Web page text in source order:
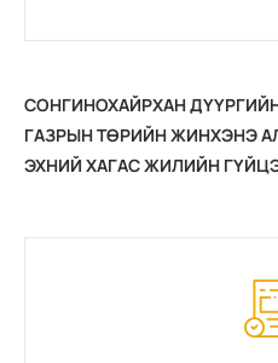
СОНГИНОХАЙРХАН
ГАЗРЫН ТӨРИЙН ЖИНХЭНЭ
ЭХНИЙ ХАГАС ЖИЛИЙН